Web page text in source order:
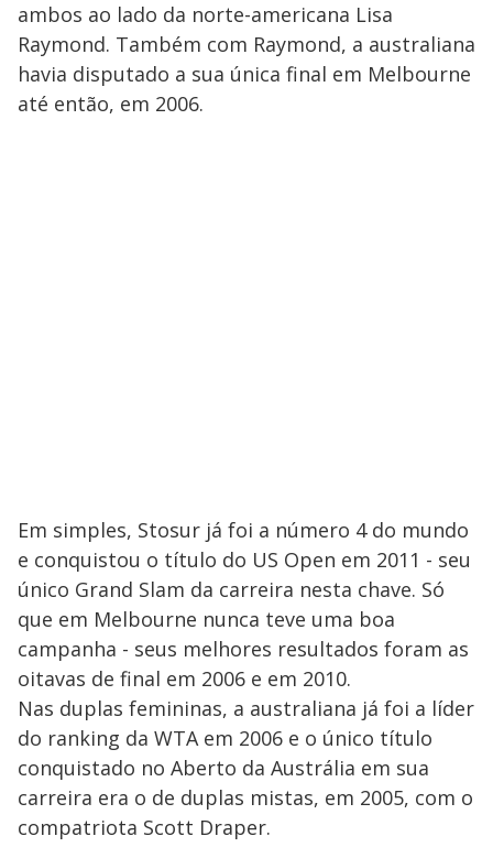
ambos ao lado da norte-americana Lisa
Raymond. Também com Raymond, a australiana
havia disputado a sua única final em Melbourne
até então, em 2006.
Em simples, Stosur já foi a número 4 do mundo
e conquistou o título do US Open em 2011 - seu
único Grand Slam da carreira nesta chave. Só
que em Melbourne nunca teve uma boa
campanha - seus melhores resultados foram as
oitavas de final em 2006 e em 2010.
Nas duplas femininas, a australiana já foi a líder
do ranking da WTA em 2006 e o único título
conquistado no Aberto da Austrália em sua
carreira era o de duplas mistas, em 2005, com o
compatriota Scott Draper.